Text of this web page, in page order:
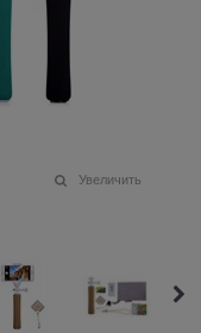
Увеличить